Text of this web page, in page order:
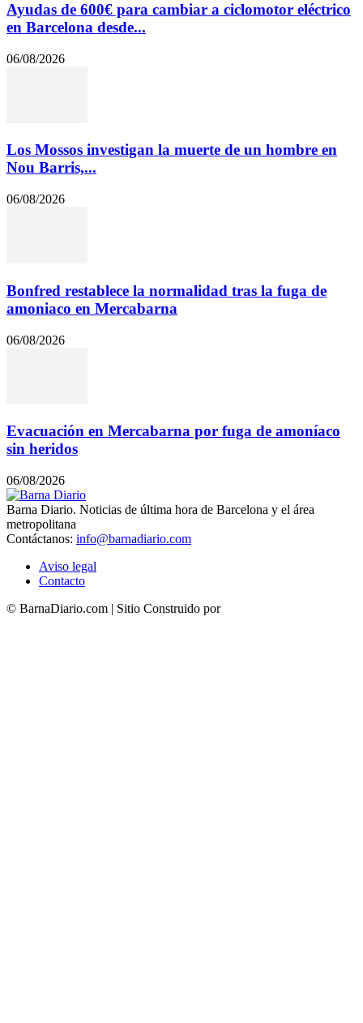
Ayudas de 600€ para cambiar a ciclomotor eléctrico
en Barcelona desde...
06/08/2026
Los Mossos investigan la muerte de un hombre en
Nou Barris,...
06/08/2026
Bonfred restablece la normalidad tras la fuga de
amoniaco en Mercabarna
06/08/2026
Evacuación en Mercabarna por fuga de amoníaco
sin heridos
06/08/2026
Barna Diario. Noticias de última hora de Barcelona y el área
metropolitana
Contáctanos: info@barnadiario.com
Aviso legal
Contacto
© BarnaDiario.com | Sitio Construido por